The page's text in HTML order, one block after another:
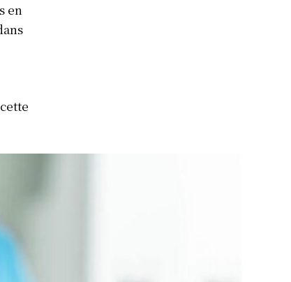
en